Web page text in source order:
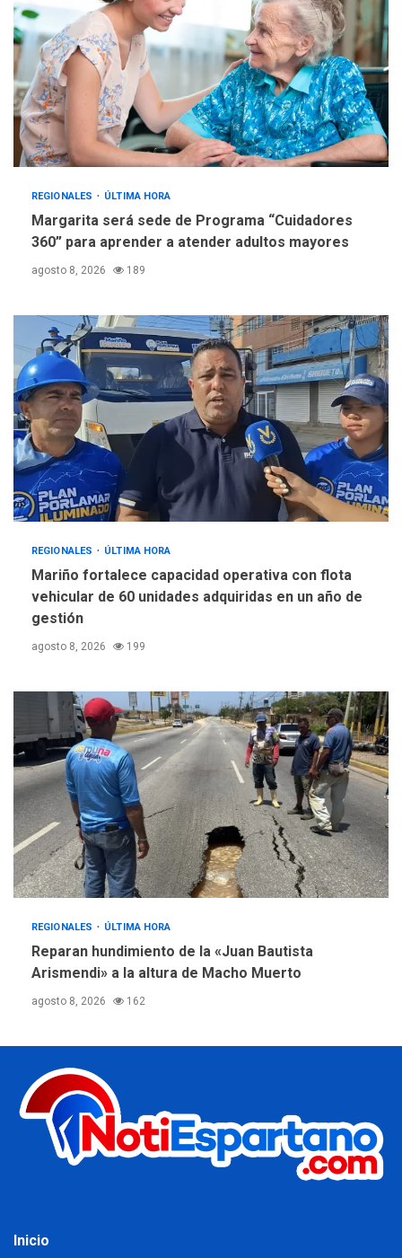
REGIONALES ÚLTIMA HORA
Margarita será sede de Programa “Cuidadores
360” para aprender a atender adultos mayores
agosto 8, 2026 189
REGIONALES ÚLTIMA HORA
Mariño fortalece capacidad operativa con flota
vehicular de 60 unidades adquiridas en un año de
gestión
agosto 8, 2026 199
REGIONALES ÚLTIMA HORA
Reparan hundimiento de la «Juan Bautista
Arismendi» a la altura de Macho Muerto
agosto 8, 2026 162
Inicio